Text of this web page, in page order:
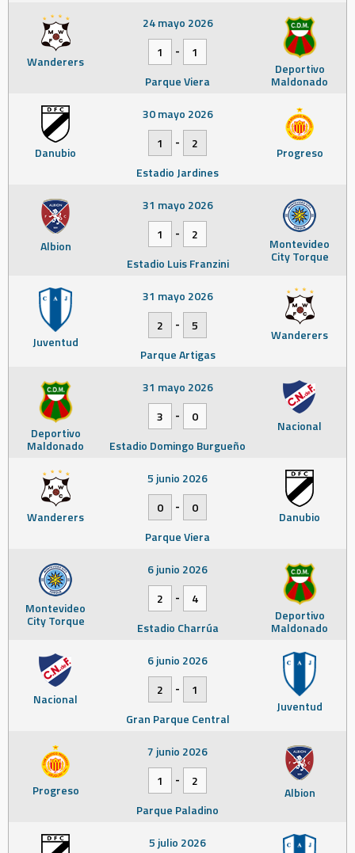
Wanderers Deportivo
Maldonado
24 mayo 2026
1
-
1
Parque Viera
Danubio Progreso
30 mayo 2026
1
-
2
Estadio Jardines
Albion Montevideo
City Torque
31 mayo 2026
1
-
2
Estadio Luis Franzini
Juventud Wanderers
31 mayo 2026
2
-
5
Parque Artigas
Deportivo
Maldonado
Nacional
31 mayo 2026
3
-
0
Estadio Domingo Burgueño
Wanderers Danubio
5 junio 2026
0
-
0
Parque Viera
Montevideo
City Torque Deportivo
Maldonado
6 junio 2026
2
-
4
Estadio Charrúa
Nacional Juventud
6 junio 2026
2
-
1
Gran Parque Central
Progreso Albion
7 junio 2026
1
-
2
Parque Paladino
5 julio 2026